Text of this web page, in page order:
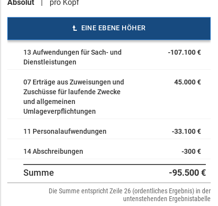
Absolut
pro Kopf
EINE EBENE HÖHER
13 Aufwendungen für Sach- und
Dienstleistungen
-107.100 €
07 Erträge aus Zuweisungen und
Zuschüsse für laufende Zwecke
und allgemeinen
Umlageverpflichtungen
45.000 €
11 Personalaufwendungen -33.100 €
14 Abschreibungen -300 €
Summe -95.500 €
Die Summe entspricht Zeile 26 (ordentliches Ergebnis) in der
untenstehenden Ergebnistabelle